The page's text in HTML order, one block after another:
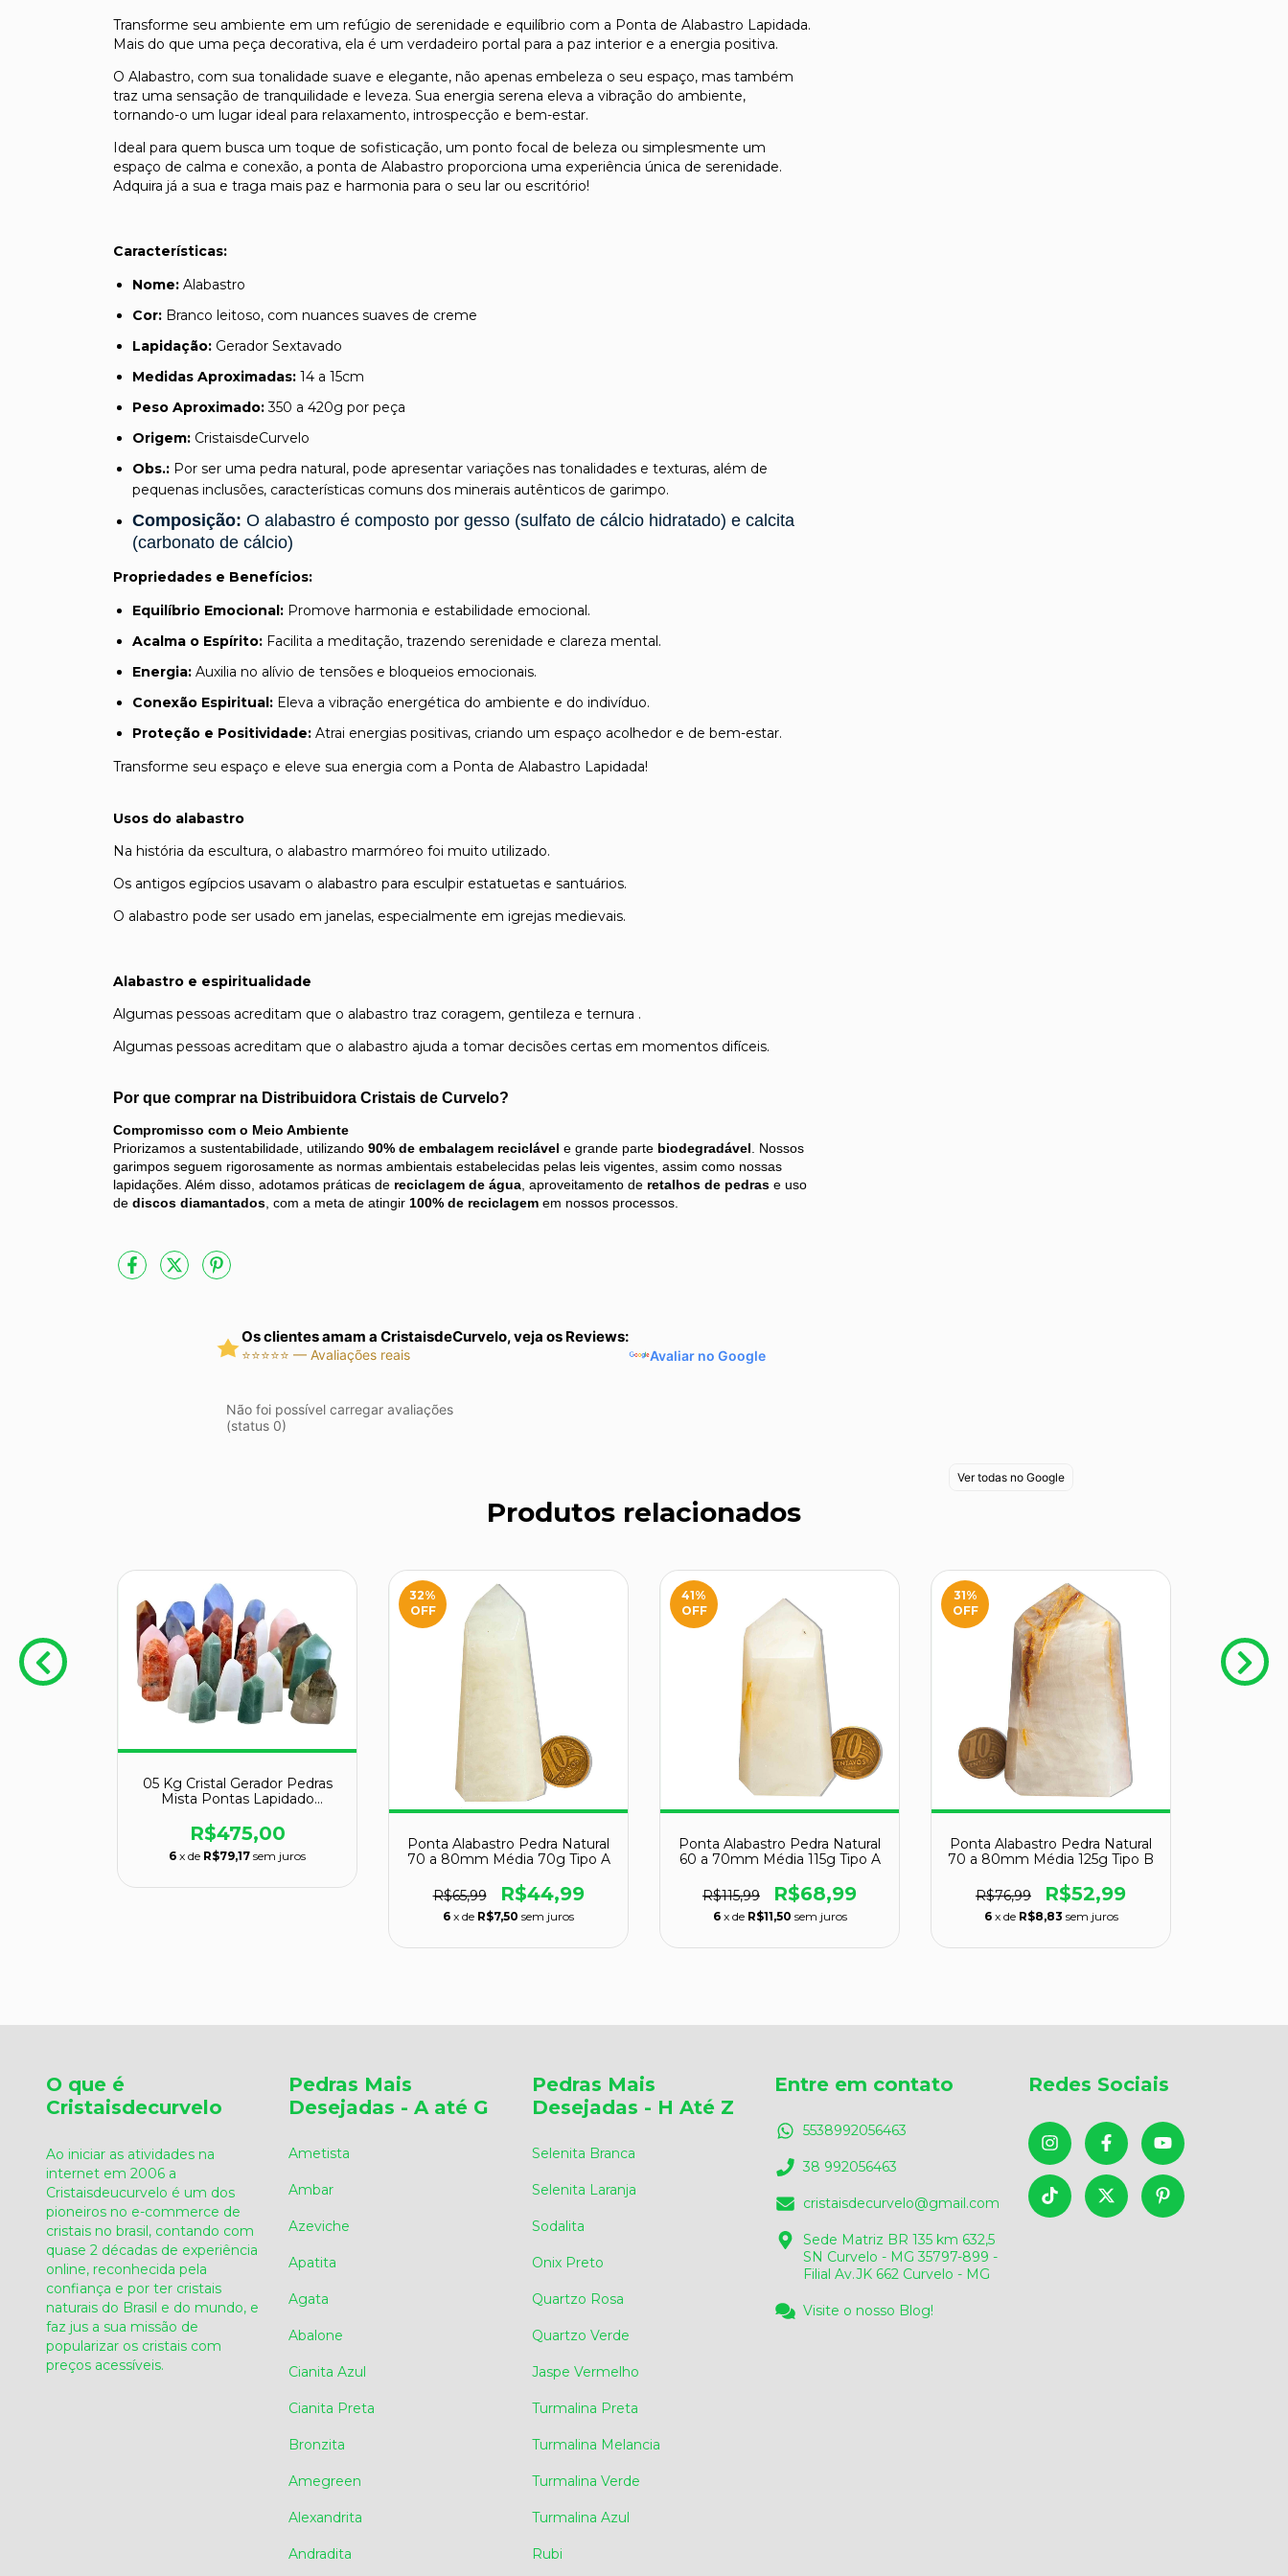
Transforme seu ambiente em um refúgio de serenidade e equilíbrio com a Ponta de Alabastro Lapidada.
Mais do que uma peça decorativa, ela é um verdadeiro portal para a paz interior e a energia positiva.
O Alabastro, com sua tonalidade suave e elegante, não apenas embeleza o seu espaço, mas também
traz uma sensação de tranquilidade e leveza. Sua energia serena eleva a vibração do ambiente,
tornando-o um lugar ideal para relaxamento, introspecção e bem-estar.
Ideal para quem busca um toque de sofisticação, um ponto focal de beleza ou simplesmente um
espaço de calma e conexão, a ponta de Alabastro proporciona uma experiência única de serenidade.
Adquira já a sua e traga mais paz e harmonia para o seu lar ou escritório!
Características:
Nome: Alabastro
Cor: Branco leitoso, com nuances suaves de creme
Lapidação: Gerador Sextavado
Medidas Aproximadas: 14 a 15cm
Peso Aproximado:350 a 420g por peça
Origem: CristaisdeCurvelo
Obs.: Por ser uma pedra natural, pode apresentar variações nas tonalidades e texturas, além de
pequenas inclusões, características comuns dos minerais autênticos de garimpo.
Composição: O alabastro é composto por gesso (sulfato de cálcio hidratado) e calcita
(carbonato de cálcio)
Propriedades e Benefícios:
Equilíbrio Emocional: Promove harmonia e estabilidade emocional.
Acalma o Espírito: Facilita a meditação, trazendo serenidade e clareza mental.
Energia: Auxilia no alívio de tensões e bloqueios emocionais.
Conexão Espiritual: Eleva a vibração energética do ambiente e do indivíduo.
Proteção e Positividade: Atrai energias positivas, criando um espaço acolhedor e de bem-estar.
Transforme seu espaço e eleve sua energia com a Ponta de Alabastro Lapidada!
Usos do alabastro
Na história da escultura, o alabastro marmóreo foi muito utilizado.
Os antigos egípcios usavam o alabastro para esculpir estatuetas e santuários.
O alabastro pode ser usado em janelas, especialmente em igrejas medievais.
Alabastro e espiritualidade
Algumas pessoas acreditam que o alabastro traz coragem, gentileza e ternura .
Algumas pessoas acreditam que o alabastro ajuda a tomar decisões certas em momentos difíceis.
Por que comprar na Distribuidora Cristais de Curvelo?
Compromisso com o Meio Ambiente
Priorizamos a sustentabilidade, utilizando 90% de embalagem reciclável e grande parte biodegradável . Nossos
garimpos seguem rigorosamente as normas ambientais estabelecidas pelas leis vigentes, assim como nossas
lapidações. Além disso, adotamos práticas de reciclagem de água , aproveitamento de retalhos de pedras e uso
de discos diamantados , com a meta de atingir 100% de reciclagem em nossos processos.
Os clientes amam a CristaisdeCurvelo, veja os Reviews:
⭐⭐⭐⭐⭐ — Avaliações reais Avaliar no Google
Não foi possível carregar avaliações
(status 0)
Ver todas no Google
Produtos relacionados
05 Kg Cristal Gerador Pedras
Mista Pontas Lapidado
R$475,00
6 x de R$79,17 sem juros
32%
OFF
Ponta Alabastro Pedra Natural
70 a 80mm Média 70g Tipo A
R$65,99 R$44,99
6 x de R$7,50 sem juros
41%
OFF
Ponta Alabastro Pedra Natural
60 a 70mm Média 115g Tipo A
R$115,99 R$68,99
6 x de R$11,50 sem juros
31%
OFF
Ponta Alabastro Pedra Natural
70 a 80mm Média 125g Tipo B
R$76,99 R$52,99
6 x de R$8,83 sem juros
O que é
Cristaisdecurvelo
Ao iniciar as atividades na
internet em 2006 a
Cristaisdeucurvelo é um dos
pioneiros no e-commerce de
cristais no brasil, contando com
quase 2 décadas de experiência
online, reconhecida pela
confiança e por ter cristais
naturais do Brasil e do mundo, e
faz jus a sua missão de
popularizar os cristais com
preços acessíveis.
Pedras Mais
Desejadas - A até G
Ametista
Ambar
Azeviche
Apatita
Agata
Abalone
Cianita Azul
Cianita Preta
Bronzita
Amegreen
Alexandrita
Andradita
Pedras Mais
Desejadas - H Até Z
Selenita Branca
Selenita Laranja
Sodalita
Onix Preto
Quartzo Rosa
Quartzo Verde
Jaspe Vermelho
Turmalina Preta
Turmalina Melancia
Turmalina Verde
Turmalina Azul
Rubi
Entre em contato
5538992056463
38 992056463
cristaisdecurvelo@gmail.com
Sede Matriz BR 135 km 632,5
SN Curvelo - MG 35797-899 -
Filial Av.JK 662 Curvelo - MG
Visite o nosso Blog!
Redes Sociais